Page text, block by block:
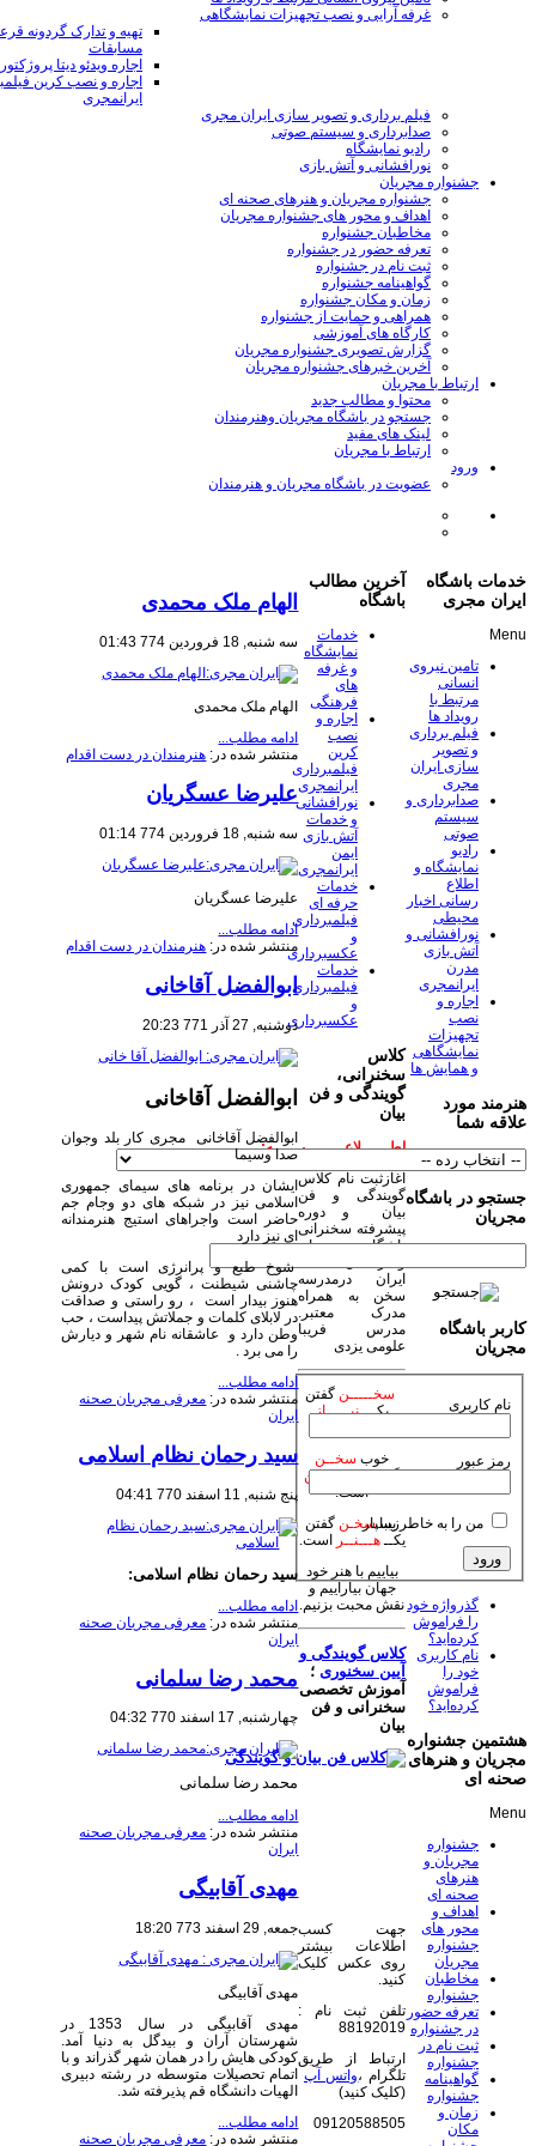
غرفه آرایی و نصب تجهیزات نمایشگاهی
تهیه و تدارک گردونه
مسابقات
اجاره ویدئو دیتا
اجاره و نصب کرین
ایرانمجری
فیلم برداری و تصویر سازی ایران مجری
صدابرداری و سیستم صوتی
رادیو نمایشگاه
نورافشانی و آتش بازی
جشنواره مجریان
جشنواره مجریان و هنرهای صحنه ای
اهداف و محور های جشنواره مجریان
مخاطبان جشنواره
تعرفه حضور در جشنواره
ثبت نام در جشنواره
گواهینامه جشنواره
زمان و مکان جشنواره
همراهی و حمایت از جشنواره
کارگاه های آموزشی
گزارش تصویری جشنواره مجریان
آخرین خبرهای جشنواره مجریان
ارتباط با مجریان
محتوا و مطالب جدید
جستجو در باشگاه مجریان وهنرمندان
لینک های مفید
ارتباط با مجریان
ورود
عضویت در باشگاه مجریان و هنرمندان
الهام ملک محمدی
سه شنبه, 18 فروردين 774 01:43
الهام ملک محمدی
ادامه مطلب...
منتشر شده در: هنرمندان در دست اقدام
علیرضا عسگریان
سه شنبه, 18 فروردين 774 01:14
علیرضا عسگریان
ادامه مطلب...
منتشر شده در: هنرمندان در دست اقدام
ابوالفضل آقاخانی
دوشنبه, 27 آذر 771 20:23
ابوالفضل آقاخانی
ابوالفضل آقاخانی مجری کار بلد وجوان
صدا وسیما
ایشان در برنامه های سیمای جمهوری
اسلامی نیز در شبکه های دو وجام جم
حاضر است واجراهای استیج هنرمندانه
ای نیز دارد
شوخ طبع و پرانرژی است با کمی
چاشنی شیطنت ، گویی کودک درونش
هنوز بیدار است ، رو راستی و صداقت
در لابلای کلمات و جملاتش پیداست ، حب
وطن دارد و عاشقانه نام شهر و دیارش
را می برد .
ادامه مطلب...
منتشر شده در: معرفی مجریان صحنه
ایران
سید رحمان نظام اسلامی
پنج شنبه, 11 اسفند 770 04:41
سید رحمان نظام اسلامی:
ادامه مطلب...
منتشر شده در: معرفی مجریان صحنه
ایران
محمد رضا سلمانی
چهارشنبه, 17 اسفند 770 04:32
محمد رضا سلمانی
ادامه مطلب...
منتشر شده در: معرفی مجریان صحنه
ایران
مهدی آقابیگی
جمعه, 29 اسفند 773 18:20
مهدی آقابیگی
مهدی آقابیگی در سال 1353 در
شهرستان آران و بیدگل به دنیا آمد.
کودکی هایش را در همان شهر گذراند و با
اتمام تحصیلات متوسطه در رشته دبیری
الهیات دانشگاه قم پذیرفته شد.
ادامه مطلب...
منتشر شده در: معرفی مجریان صحنه
آخرین مطالب
باشگاه
خدمات
نمایشگاه
و غرفه
های
فرهنگی
اجاره و
نصب
کرین
فیلمبرداری
ایرانمجری
نورافشانی
و خدمات
آتش بازی
ایمن
ایرانمجری
خدمات
حرفه ای
فیلمبرداری
و
عکسبرداری
خدمات
فیلمبرداری
و
عکسبرداری
کلاس
سخنرانی،
گویندگی و فن
بیان
اطــــــلاعــــــــیــــــه:
آغازثبت نام کلاس
گویندگی و فن
بیان و دوره
پیشرفته سخنرانی
باشگاه مجریان
ایران درمدرسه
سخن به همراه
مدرک معتبر.
مدرس فریبا
علومی یزدی
سخـــــنگفتن
یکـــنیـــــاز
خوب سخــن
گفتن یکـفـــــن
است.
زیباسخـن گفتن
یکــهـــنــر
است.
بیاییم با هنر خود
جهان بیاراییم و
نقش محبت بزنیم.
کلاس گویندگی و
آیین سخنوری ؛
آموزش تخصصی
سخنرانی و فن
بیان
جهت کسب
اطلاعات بیشتر
روی عکس کلیک
کنید.
تلفن ثبت نام :
88192019
ارتباط از طریق
تلگرام ،واتس آپ
(کلیک کنید)
09120588505
خدمات باشگاه
ایران مجری
Menu
تامین نیروی
انسانی
مرتبط با
رویداد ها
فیلم برداری
و تصویر
سازی ایران
مجری
صدابرداری و
سیستم
صوتی
رادیو
نمایشگاه و
اطلاع
رسانی اخبار
محیطی
نورافشانی و
آتش بازی
مدرن
ایرانمجری
اجاره و
نصب
تجهیزات
نمایشگاهی
و همایش ها
هنرمند مورد
علاقه شما
جستجو در باشگاه
مجریان
کاربر باشگاه
مجریان
نام کاربری
رمز عبور
من را به خاطر بسپار
گذرواژه خود
را فراموش
کرده‌اید؟
نام کاربری
خود را
فراموش
کرده‌اید؟
هشتمین جشنواره
مجریان و هنرهای
صحنه ای
Menu
جشنواره
مجریان و
هنرهای
صحنه ای
اهداف و
محور های
جشنواره
مجریان
مخاطبان
جشنواره
تعرفه حضور
در جشنواره
ثبت نام در
جشنواره
گواهینامه
جشنواره
زمان و
مکان